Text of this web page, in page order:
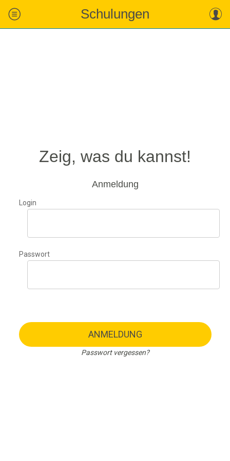
Schulungen
Zeig, was du kannst!
Anmeldung
Login
Passwort
ANMELDUNG
Passwort vergessen?